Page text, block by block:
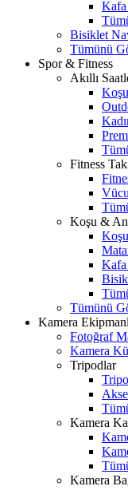
Kafa
Bisiklet
Tümünü
Spor & Fitness
Akıllı
Fitness
Koşu &
Kafa
Tümünü
Kamera
Fotoğraf
Kamera
Tripodlar
Kamera
Kamera